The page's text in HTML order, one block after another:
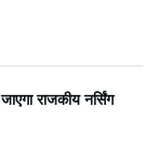
राजकीय नर्सिंग